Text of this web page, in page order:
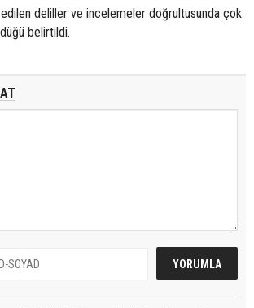
edilen deliller ve incelemeler doğrultusunda çok
belirtildi.